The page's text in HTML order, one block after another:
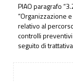
PIAO paragrafo
“Organizzazione
relativo al
controlli preventivi
seguito di